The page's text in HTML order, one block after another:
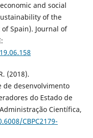
and social
of the
Spain). Journal of
(2018).
desenvolvimento
do Estado de
Científica,
CBPC2179-